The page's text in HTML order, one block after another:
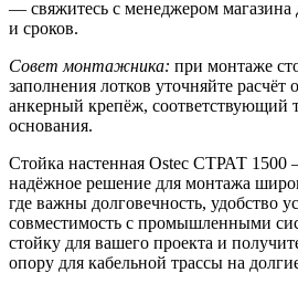
— свяжитесь с менеджером магазина
и сроков.
Совет монтажника: при монтаже
заполнения лотков уточняйте расчёт
анкерный крепёж, соответствующий
основания.
Стойка настенная Ostec СТРАТ
надёжное решение для монтажа
где важны долговечность, удобство
совместимость с промышленными
стойку для вашего проекта и
опору для кабельной трассы на